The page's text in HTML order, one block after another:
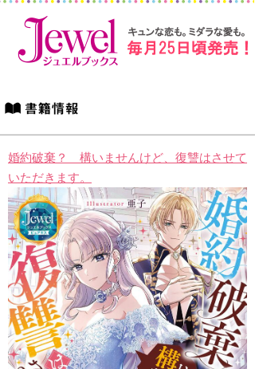
婚約破棄？ 構いませんけど、復讐はさせて
いただきます。